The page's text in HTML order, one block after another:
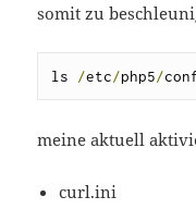
somit zu
ls /etc/php5/
meine aktuell
curl.ini